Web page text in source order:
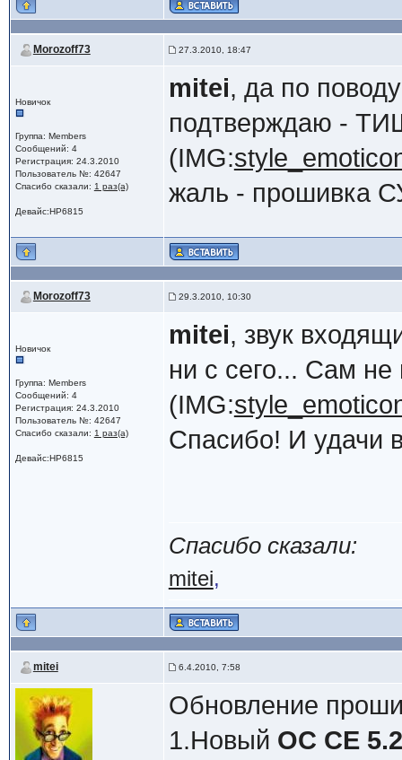
Morozoff73 27.3.2010, 18:47
Новичок
Группа: Members
Сообщений: 4
Регистрация: 24.3.2010
Пользователь №: 42647
Спасибо сказали: 1 раз(а)
Девайс:HP6815
mitei, да по
подтверждаю -
(IMG:
жаль - прошивка
Morozoff73 29.3.2010, 10:30
Новичок
Группа: Members
Сообщений: 4
Регистрация: 24.3.2010
Пользователь №: 42647
Спасибо сказали: 1 раз(а)
Девайс:HP6815
mitei, звук
ни с сего... Сам не
(IMG:
Спасибо! И удачи
Спасибо сказали:
mitei,
mitei 6.4.2010, 7:58
Обновление
1.Новый ОС СЕ